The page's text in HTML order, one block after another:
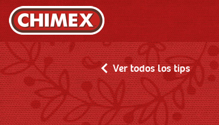
Ver todos los tips